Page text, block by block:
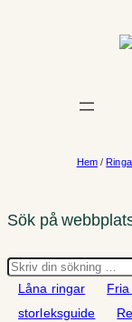
Hem/
Sök på
Sök
Låna ringar
storleksguide